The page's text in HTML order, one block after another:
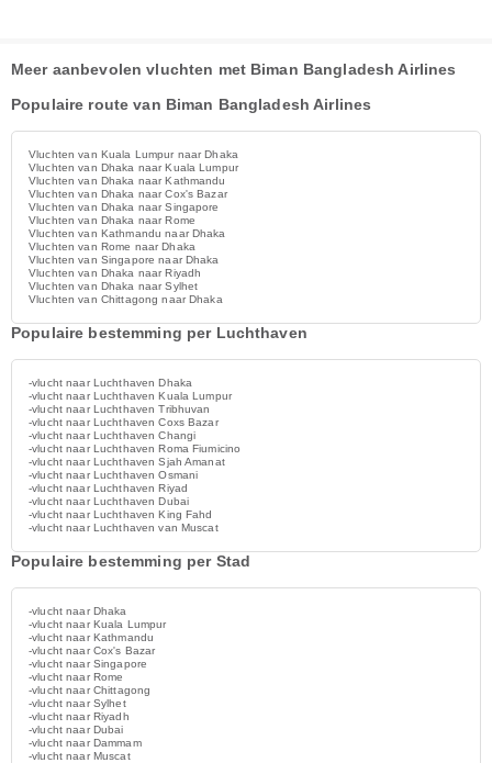
Meer aanbevolen vluchten met Biman Bangladesh Airlines
Populaire route van Biman Bangladesh Airlines
Vluchten van Kuala Lumpur naar Dhaka
Vluchten van Dhaka naar Kuala Lumpur
Vluchten van Dhaka naar Kathmandu
Vluchten van Dhaka naar Cox's Bazar
Vluchten van Dhaka naar Singapore
Vluchten van Dhaka naar Rome
Vluchten van Kathmandu naar Dhaka
Vluchten van Rome naar Dhaka
Vluchten van Singapore naar Dhaka
Vluchten van Dhaka naar Riyadh
Vluchten van Dhaka naar Sylhet
Vluchten van Chittagong naar Dhaka
Populaire bestemming per Luchthaven
-vlucht naar Luchthaven Dhaka
-vlucht naar Luchthaven Kuala Lumpur
-vlucht naar Luchthaven Tribhuvan
-vlucht naar Luchthaven Coxs Bazar
-vlucht naar Luchthaven Changi
-vlucht naar Luchthaven Roma Fiumicino
-vlucht naar Luchthaven Sjah Amanat
-vlucht naar Luchthaven Osmani
-vlucht naar Luchthaven Riyad
-vlucht naar Luchthaven Dubai
-vlucht naar Luchthaven King Fahd
-vlucht naar Luchthaven van Muscat
Populaire bestemming per Stad
-vlucht naar Dhaka
-vlucht naar Kuala Lumpur
-vlucht naar Kathmandu
-vlucht naar Cox's Bazar
-vlucht naar Singapore
-vlucht naar Rome
-vlucht naar Chittagong
-vlucht naar Sylhet
-vlucht naar Riyadh
-vlucht naar Dubai
-vlucht naar Dammam
-vlucht naar Muscat